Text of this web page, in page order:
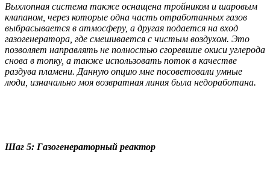
Выхлопная система также оснащена тройником и шаровым
клапаном, через которые одна часть отработанных газов
выбрасывается в атмосферу, а другая подается на вход
газогенератора, где смешивается с чистым воздухом. Это
позволяет направлять не полностью сгоревшие окиси углерода
снова в топку, а также использовать поток в качестве
раздува пламени. Данную опцию мне посоветовали умные
люди, изначально моя возвратная линия была недоработана.
Шаг 5: Газогенераторный реактор